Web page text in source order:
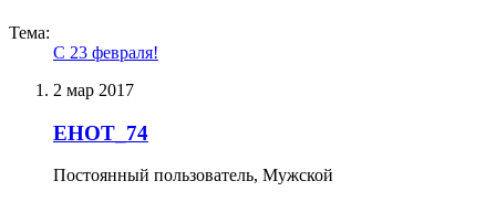
Тема:
С 23 февраля!
2 мар 2017
EHOT_74
Постоянный пользователь, Мужской